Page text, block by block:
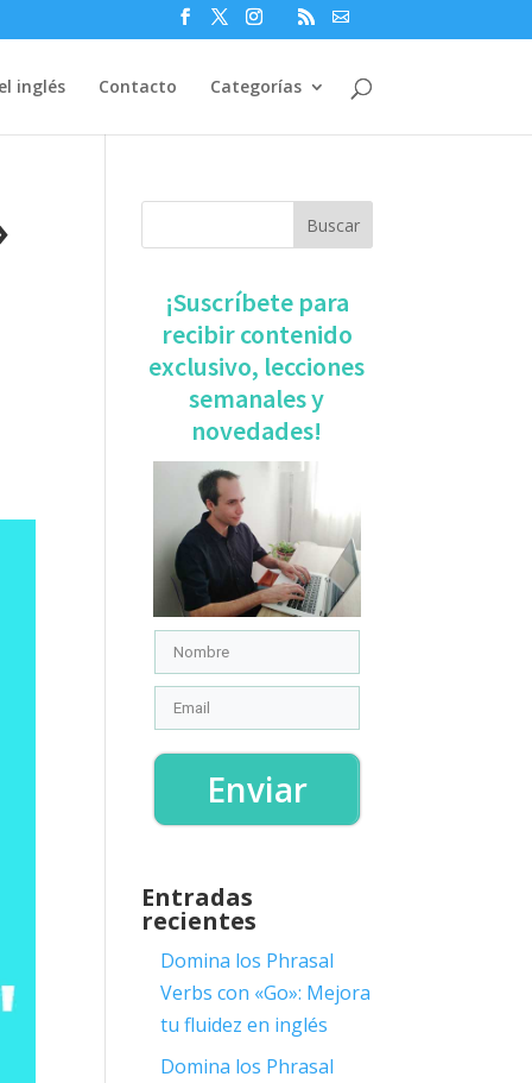
inglés Contacto Categorías
​¡Suscríbete para
recibir contenido
exclusivo, ​lecciones
semanales y
novedades!
Enviar
Entradas
recientes
Domina los Phrasal
Verbs con «Go»: Mejora
tu fluidez en inglés
Domina los Phrasal